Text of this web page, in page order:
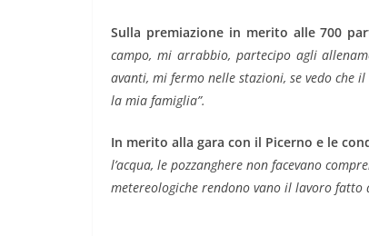
Sulla premiazione in merito alle 700
campo, mi arrabbio, partecipo agli
avanti, mi fermo nelle stazioni, se vedo che
la mia famiglia”.
In merito alla gara con il Picerno e le
l’acqua, le pozzanghere non facevano
metereologiche rendono vano il lavoro